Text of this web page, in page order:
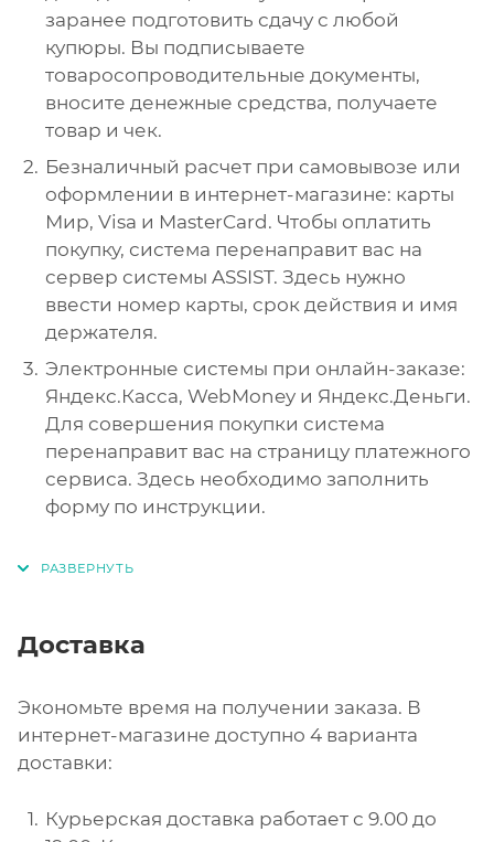
заранее подготовить сдачу с любой
купюры. Вы подписываете
товаросопроводительные документы,
вносите денежные средства, получаете
товар и чек.
Безналичный расчет при самовывозе или
оформлении в интернет-магазине: карты
Мир, Visa и MasterCard. Чтобы оплатить
покупку, система перенаправит вас на
сервер системы ASSIST. Здесь нужно
ввести номер карты, срок действия и имя
держателя.
Электронные системы при онлайн-заказе:
Яндекс.Касса, WebMoney и Яндекс.Деньги.
Для совершения покупки система
перенаправит вас на страницу платежного
сервиса. Здесь необходимо заполнить
форму по инструкции.
Доставка
Экономьте время на получении заказа. В
интернет-магазине доступно 4 варианта
доставки:
Курьерская доставка работает с 9.00 до